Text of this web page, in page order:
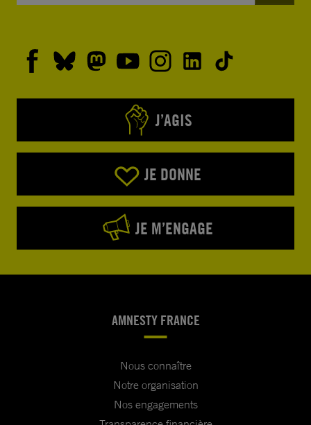
J’AGIS
JE DONNE
JE M’ENGAGE
AMNESTY FRANCE
Nous connaître
Notre organisation
Nos engagements